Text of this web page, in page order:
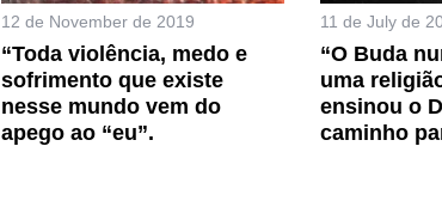
12 de November de 2019
“Toda violência, medo e
sofrimento que existe
nesse mundo vem do
apego ao “eu”.
11 de July de
“O Buda
uma
ensinou o
caminho